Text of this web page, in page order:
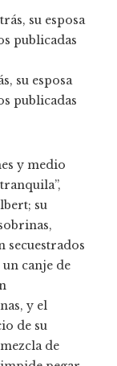
su esposa
publicadas
y medio
su
secuestrados
canje de
y el
de su
de